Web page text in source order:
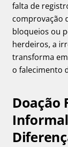
falta de
comprovação
bloqueios ou
herdeiros, a
transforma
o falecimento
Doação